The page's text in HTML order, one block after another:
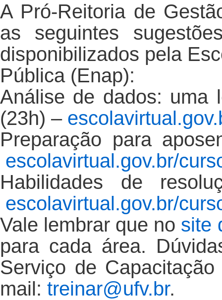
A Pró-Reitoria de
as seguintes
disponibilizados pela
Pública (Enap):
Análise de dados: uma
(23h) –
Preparação para
escolavirtual.gov.br/
Habilidades de
escolavirtual.gov.br/
Vale lembrar que no site
para cada área.
Serviço de
mail: treinar@ufv.br.